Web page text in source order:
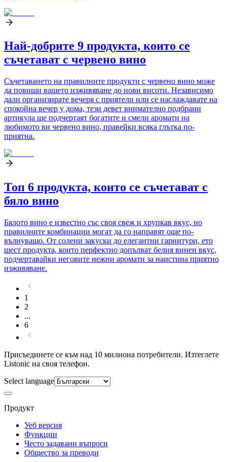
Най-добрите 9 продукта, които се
съчетават с червено вино
Съчетаването на правилните продукти с червено вино може
да повиши вашето изживяване до нови висоти. Независимо
дали организирате вечеря с приятели или се наслаждавате на
спокойна вечер у дома, тези девет внимателно подбрани
артикула ще подчертаят богатите и смели аромати на
любимото ви червено вино, правейки всяка глътка по-
приятна.
Топ 6 продукта, които се съчетават с
бяло вино
Бялото вино е известно със своя свеж и хрупкав вкус, но
правилните комбинации могат да го направят още по-
вълнуващо. От солени закуски до елегантни гарнитури, ето
шест продукта, които перфектно допълват белия винен вкус,
подчертавайки неговите нежни аромати за наистина приятно
изживяване.
1
2
...
6
Присъединете се към над 10 милиона потребители. Изтеглете
Listonic на своя телефон.
Select language
Продукт
Уеб версия
Функции
Често задавани въпроси
Общество за преводи